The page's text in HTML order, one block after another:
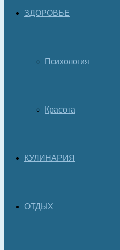
ЗДОРОВЬЕ
Психология
Красота
КУЛИНАРИЯ
ОТДЫХ